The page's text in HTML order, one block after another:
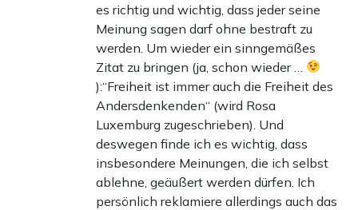
es richtig und wichtig, dass jeder seine
Meinung sagen darf ohne bestraft zu
werden. Um wieder ein sinngemäßes
Zitat zu bringen (ja, schon wieder …
):“Freiheit ist immer auch die Freiheit des
Andersdenkenden“ (wird Rosa
Luxemburg zugeschrieben). Und
deswegen finde ich es wichtig, dass
insbesondere Meinungen, die ich selbst
ablehne, geäußert werden dürfen. Ich
persönlich reklamiere allerdings auch das